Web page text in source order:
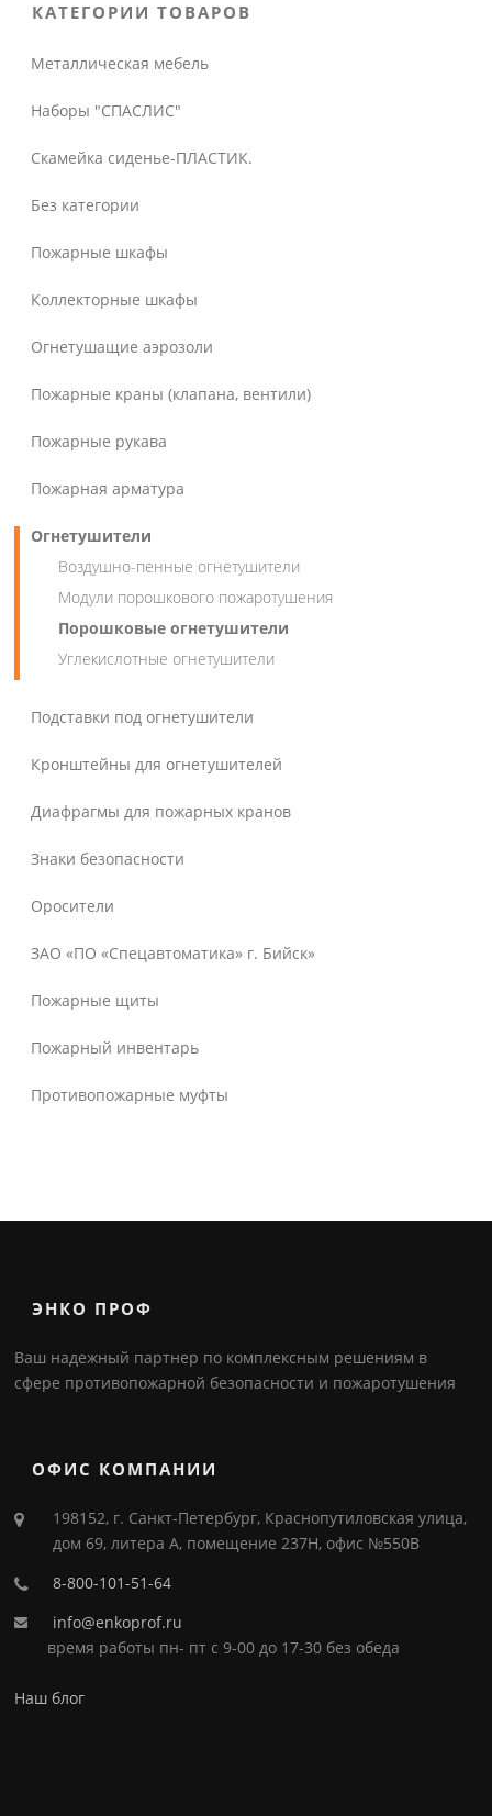
КАТЕГОРИИ ТОВАРОВ
Металлическая мебель
Наборы "СПАСЛИС"
Скамейка сиденье-ПЛАСТИК.
Без категории
Пожарные шкафы
Коллекторные шкафы
Огнетушащие аэрозоли
Пожарные краны (клапана, вентили)
Пожарные рукава
Пожарная арматура
Огнетушители
Воздушно-пенные огнетушители
Модули порошкового пожаротушения
Порошковые огнетушители
Углекислотные огнетушители
Подставки под огнетушители
Кронштейны для огнетушителей
Диафрагмы для пожарных кранов
Знаки безопасности
Оросители
ЗАО «ПО «Спецавтоматика» г. Бийск»
Пожарные щиты
Пожарный инвентарь
Противопожарные муфты
ЭНКО ПРОФ
Ваш надежный партнер по комплексным решениям в
сфере противопожарной безопасности и пожаротушения
ОФИС КОМПАНИИ
198152, г. Санкт-Петербург, Краснопутиловская улица,
дом 69, литера А, помещение 237Н, офис №550В
8-800-101-51-64
info@enkoprof.ru
время работы пн- пт с 9-00 до 17-30 без обеда
Наш блог